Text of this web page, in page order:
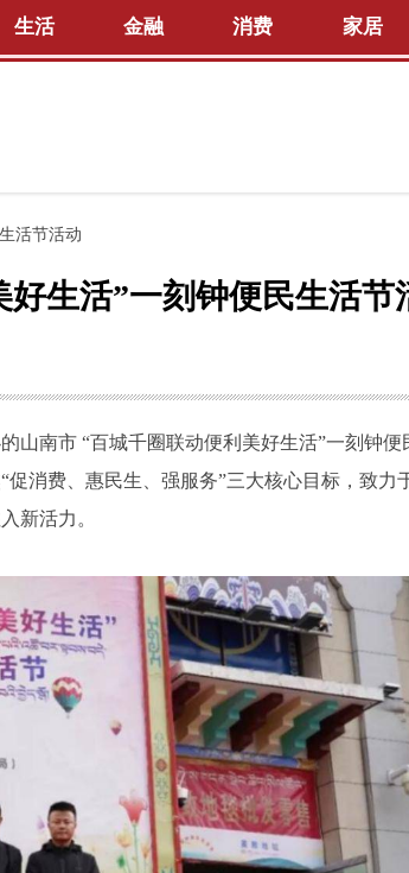
生活 金融 消费 家居
活节活动
生活”一刻钟便民生活节
山南市 “百城千圈联动便利美好生活”一刻钟便
消费、惠民生、强服务”三大核心目标，致力
新活力。